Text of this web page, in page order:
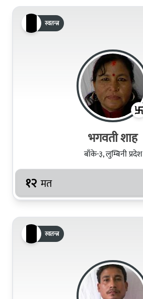
स्वतन्त्र
भगवती शाह
बाँके-३, लुम्बिनी प्रदेश
१२ मत
स्वतन्त्र